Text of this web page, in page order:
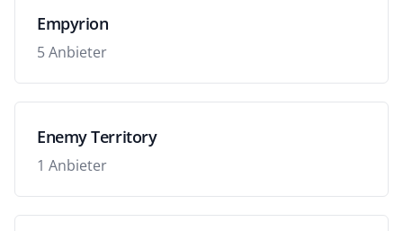
Empyrion
5 Anbieter
Enemy Territory
1 Anbieter